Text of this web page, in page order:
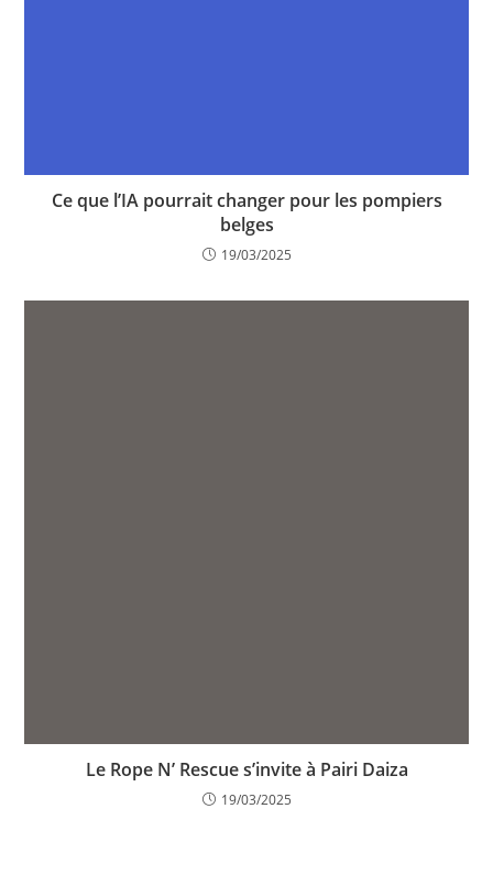
Ce que l’IA pourrait changer pour les pompiers
belges
19/03/2025
Le Rope N’ Rescue s’invite à Pairi Daiza
19/03/2025